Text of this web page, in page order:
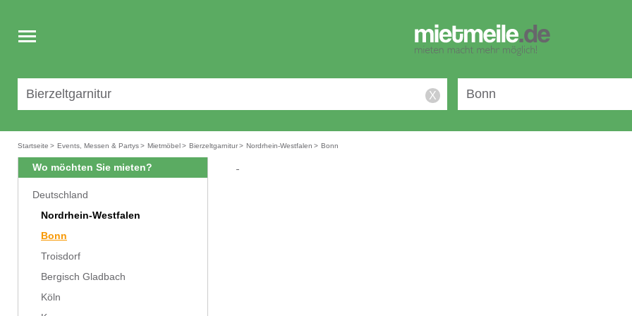
Toggle
navigation
X
Startseite > Events, Messen & Partys> Mietmöbel> Bierzeltgarnitur> Nordrhein-Westfalen > Bonn
Wo möchten Sie mieten?
Deutschland
Nordrhein-Westfalen
Bonn
Troisdorf
Bergisch Gladbach
Köln